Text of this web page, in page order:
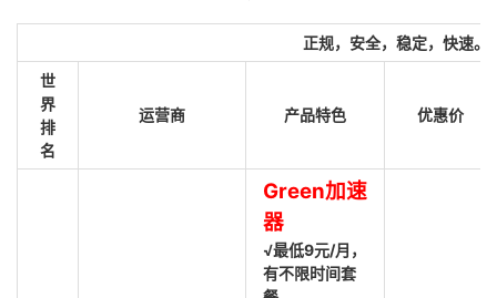
正规，安全，稳定，快速。
世
界
排
名
运营商 产品特色 优惠价
Green加速
器
√最低9元/月，
有不限时间套